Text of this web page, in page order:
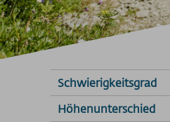
Schwierigkeitsgrad
Höhenunterschied